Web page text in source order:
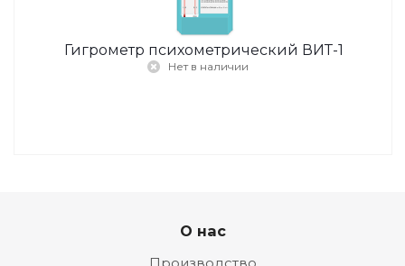
Гигрометр психометрический ВИТ-1
Нет в наличии
О нас